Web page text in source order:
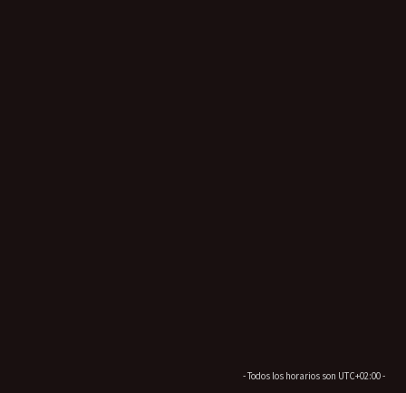
- Todos los horarios son UTC+02:00-